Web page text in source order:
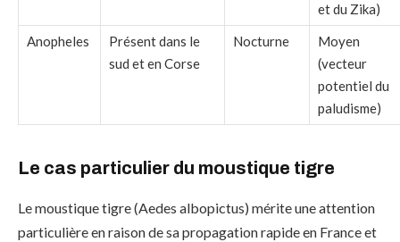
et du Zika)
Anopheles
Présent dans le
sud et en Corse
Nocturne
Moyen
(vecteur
potentiel du
paludisme)
Le cas particulier du moustique tigre
Le moustique tigre (Aedes albopictus) mérite une attention
particulière en raison de sa propagation rapide en France et